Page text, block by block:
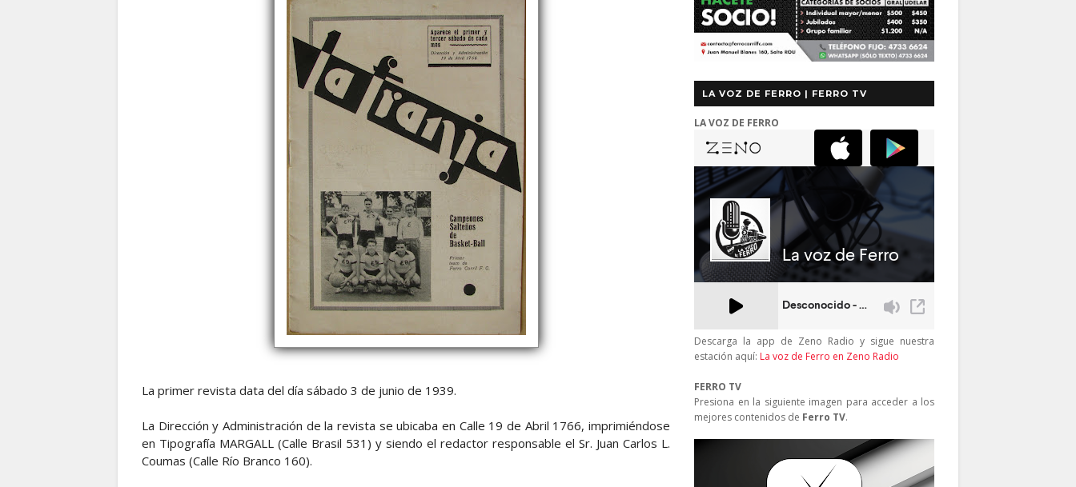
La primer revista data del día sábado 3 de junio de 1939.
La Dirección y Administración de la revista se ubicaba en Calle 19 de Abril 1766, imprimiéndose
en Tipografía MARGALL (Calle Brasil 531) y siendo el redactor responsable el Sr. Juan Carlos L.
Coumas (Calle Río Branco 160).
LA VOZ DE FERRO | FERRO TV
LA VOZ DE FERRO
Descarga la app de Zeno Radio y sigue nuestra
estación aquí: La voz de Ferro en Zeno Radio
FERRO TV
Presiona en la siguiente imagen para acceder a los
mejores contenidos de Ferro TV.